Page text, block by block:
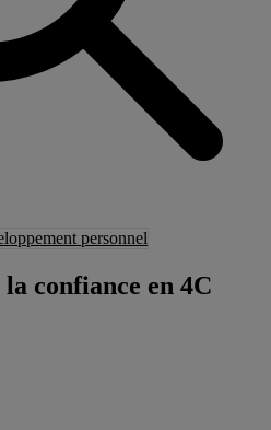
personnel
confiance en 4C